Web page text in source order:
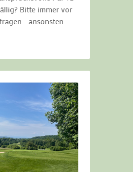
Bitte immer vor
- ansonsten